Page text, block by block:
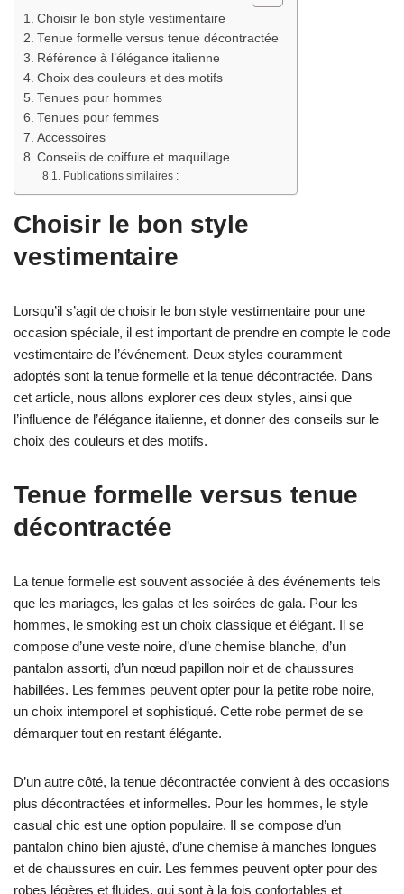
Choisir le bon style vestimentaire
Tenue formelle versus tenue décontractée
Référence à l’élégance italienne
Choix des couleurs et des motifs
Tenues pour hommes
Tenues pour femmes
Accessoires
Conseils de coiffure et maquillage
Publications similaires :
Choisir le bon style
vestimentaire
Lorsqu’il s’agit de choisir le bon style vestimentaire pour une
occasion spéciale, il est important de prendre en compte le code
vestimentaire de l’événement. Deux styles couramment
adoptés sont la tenue formelle et la tenue décontractée. Dans
cet article, nous allons explorer ces deux styles, ainsi que
l’influence de l’élégance italienne, et donner des conseils sur le
choix des couleurs et des motifs.
Tenue formelle versus tenue
décontractée
La tenue formelle est souvent associée à des événements tels
que les mariages, les galas et les soirées de gala. Pour les
hommes, le smoking est un choix classique et élégant. Il se
compose d’une veste noire, d’une chemise blanche, d’un
pantalon assorti, d’un nœud papillon noir et de chaussures
habillées. Les femmes peuvent opter pour la petite robe noire,
un choix intemporel et sophistiqué. Cette robe permet de se
démarquer tout en restant élégante.
D’un autre côté, la tenue décontractée convient à des occasions
plus décontractées et informelles. Pour les hommes, le style
casual chic est une option populaire. Il se compose d’un
pantalon chino bien ajusté, d’une chemise à manches longues
et de chaussures en cuir. Les femmes peuvent opter pour des
robes légères et fluides, qui sont à la fois confortables et